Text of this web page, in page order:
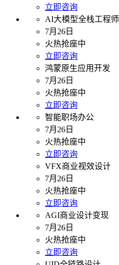
立即咨询
AI大模型全栈工程师
7月26日
火热抢座中
立即咨询
鸿蒙原生应用开发
7月26日
火热抢座中
立即咨询
智能职场办公
7月26日
火热抢座中
立即咨询
VFX商业视效设计
7月26日
火热抢座中
立即咨询
AGI商业设计变现
7月26日
火热抢座中
立即咨询